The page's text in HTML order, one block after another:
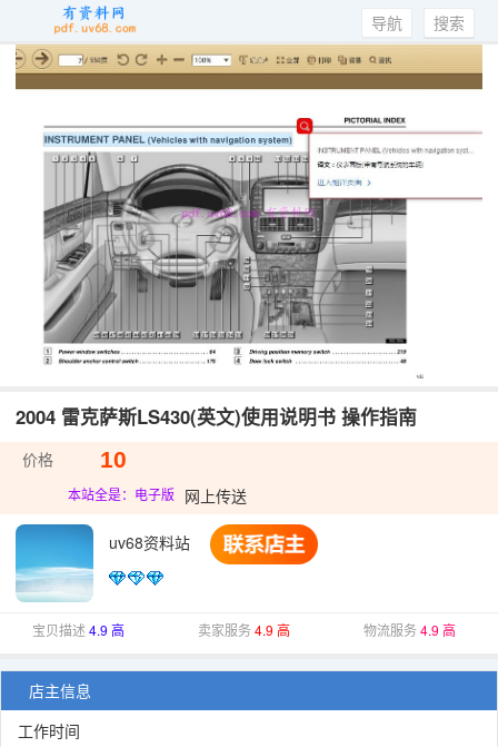
搜索
导航
2004 雷克萨斯LS430(英文)使用说明书 操作指南
价格 10
本站全是：电子版 网上传送
uv68资料站
宝贝描述 4.9 高 卖家服务4.9 高 物流服务4.9 高
店主信息
工作时间